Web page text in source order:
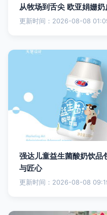
从牧场到舌尖 欧亚娟姗
更新时间：2026-08-08
强达儿童益生菌酸奶饮品
与匠心
更新时间：2026-08-08